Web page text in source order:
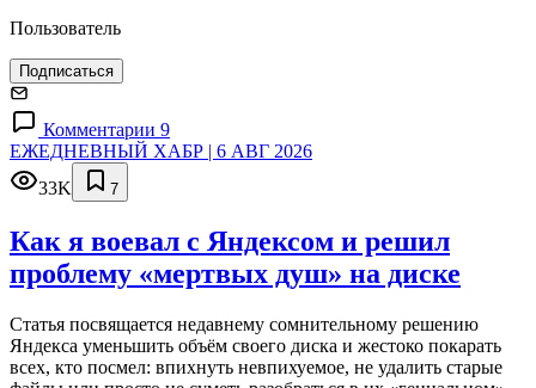
Пользователь
Подписаться
Комментарии 9
ЕЖЕДНЕВНЫЙ ХАБР | 6 АВГ 2026
33K
7
Как я воевал с Яндексом и решил
проблему «мертвых душ» на диске
Статья посвящается недавнему сомнительному решению
Яндекса уменьшить объём своего диска и жестоко покарать
всех, кто посмел: впихнуть невпихуемое, не удалить старые